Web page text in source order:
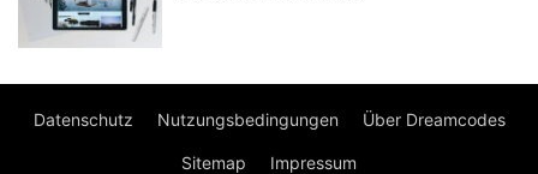
Datenschutz Nutzungsbedingungen Über Dreamcodes
Sitemap Impressum